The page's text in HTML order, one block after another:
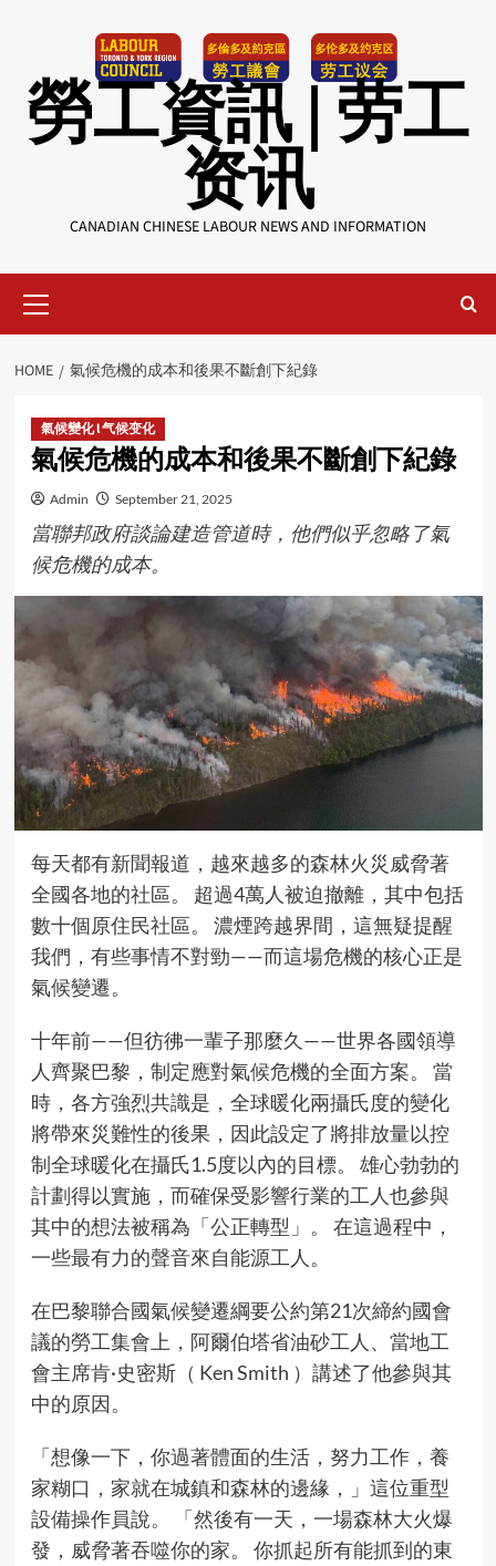
勞工資訊 | 劳工
资讯
CANADIAN CHINESE LABOUR NEWS AND INFORMATION
Menu
HOME 氣候危機的成本和後果不斷創下紀錄
氣候變化 l 气候变化
氣候危機的成本和後果不斷創下紀錄
Admin September 21, 2025
當聯邦政府談論建造管道時，他們似乎忽略了氣
候危機的成本。
每天都有新聞報道，越來越多的森林火災威脅著
全國各地的社區。 超過4萬人被迫撤離，其中包括
數十個原住民社區。 濃煙跨越界間，這無疑提醒
我們，有些事情不對勁——而這場危機的核心正是
氣候變遷。
十年前——但彷彿一輩子那麼久——世界各國領導
人齊聚巴黎，制定應對氣候危機的全面方案。 當
時，各方強烈共識是，全球暖化兩攝氏度的變化
將帶來災難性的後果，因此設定了將排放量以控
制全球暖化在攝氏1.5度以內的目標。 雄心勃勃的
計劃得以實施，而確保受影響行業的工人也參與
其中的想法被稱為「公正轉型」。 在這過程中，
一些最有力的聲音來自能源工人。
在巴黎聯合國氣候變遷綱要公約第21次締約國會
議的勞工集會上，阿爾伯塔省油砂工人、當地工
會主席肯·史密斯（ Ken Smith ）講述了他參與其
中的原因。
「想像一下，你過著體面的生活，努力工作，養
家糊口，家就在城鎮和森林的邊緣，」這位重型
設備操作員說。 「然後有一天，一場森林大火爆
發，威脅著吞噬你的家。 你抓起所有能抓到的東